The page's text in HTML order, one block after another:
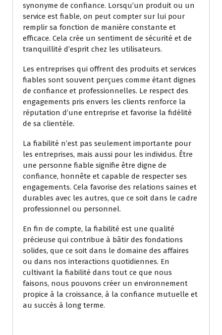
synonyme de confiance. Lorsqu’un produit ou un
service est fiable, on peut compter sur lui pour
remplir sa fonction de manière constante et
efficace. Cela crée un sentiment de sécurité et de
tranquillité d’esprit chez les utilisateurs.
Les entreprises qui offrent des produits et services
fiables sont souvent perçues comme étant dignes
de confiance et professionnelles. Le respect des
engagements pris envers les clients renforce la
réputation d’une entreprise et favorise la fidélité
de sa clientèle.
La fiabilité n’est pas seulement importante pour
les entreprises, mais aussi pour les individus. Être
une personne fiable signifie être digne de
confiance, honnête et capable de respecter ses
engagements. Cela favorise des relations saines et
durables avec les autres, que ce soit dans le cadre
professionnel ou personnel.
En fin de compte, la fiabilité est une qualité
précieuse qui contribue à bâtir des fondations
solides, que ce soit dans le domaine des affaires
ou dans nos interactions quotidiennes. En
cultivant la fiabilité dans tout ce que nous
faisons, nous pouvons créer un environnement
propice à la croissance, à la confiance mutuelle et
au succès à long terme.